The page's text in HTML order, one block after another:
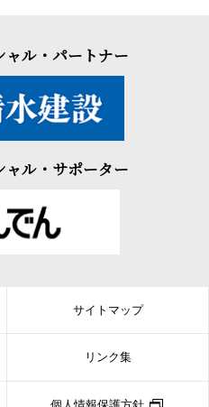
ャル・パートナー
ャル・サポーター
サイトマップ
リンク集